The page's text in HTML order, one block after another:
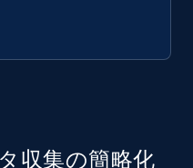
収集の簡略化